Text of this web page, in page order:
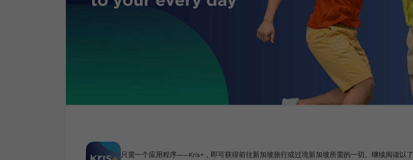
只需一个应用程序——Kris+，即可获得前往新加坡旅行或过境新加坡所需的一切。继续阅读以了